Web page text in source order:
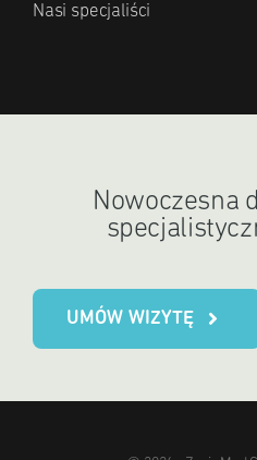
Nasi specjaliści
Nowoczesna
UMÓW WIZYTĘ